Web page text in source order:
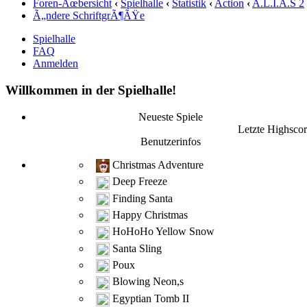
Foren-Ãœbersicht ‹ Spielhalle ‹ Statistik ‹Action ‹A.L.I.A.S 2
Ã„ndere SchriftgrÃ¶ÃŸe
Spielhalle
FAQ
Anmelden
Willkommen in der Spielhalle!
Neueste Spiele
Letzte
Benutzerinfos
Christmas Adventure
Deep Freeze
Finding Santa
Happy Christmas
HoHoHo Yellow Snow
Santa Sling
Poux
Blowing Neon,s
Egyptian Tomb II